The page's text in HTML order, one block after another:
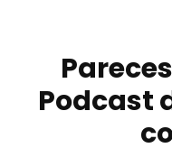
Podcast